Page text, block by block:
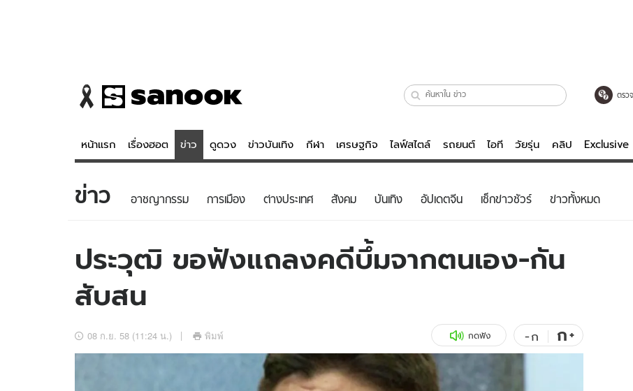
ตรว
หน้าแรก เรื่องฮอต ข่าว ดูดวง ข่าวบันเทิง กีฬา เศรษฐกิจ ไลฟ์สไตล์ รถยนต์ ไอที วัยรุ่น คลิป Exclusive
ข่าว
ข่าวบันเทิง
ข่าวกีฬา
ข่าวเศรษฐกิจ
อัปเดตจีน
เช็กข่าวชัวร์
ดูดวง - ตรวจหวย
สถิติหวยไทย
ไลฟ์สไตล์
วัยรุ่น
สุขภาพ
เที่ยว-กิน
Tasteful Thailand
บันเทิงครบ
ดูทีวี
WeTV
ข่าว อาชญากรรม การเมือง ต่างประเทศ สังคม บันเทิง อัปเดตจีน เช็กข่าวชัวร์ ข่าวทั้งหมด
ประวุฒิ ขอฟังแถลงคดีบึ้มจากตนเอง-กัน
สับสน
08 ก.ย. 58 (11:24 น.) พิมพ์ กดฟัง -ก ก+